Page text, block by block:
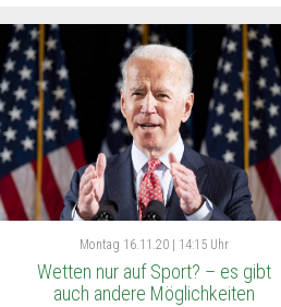
Montag 16.11.20 | 14:15 Uhr
Wetten nur auf Sport? – es gibt
auch andere Möglichkeiten